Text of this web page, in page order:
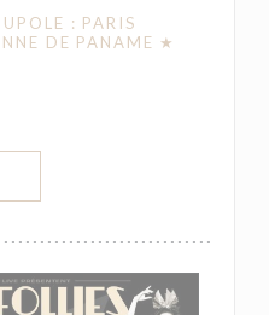
: PARIS
DE PANAME ★